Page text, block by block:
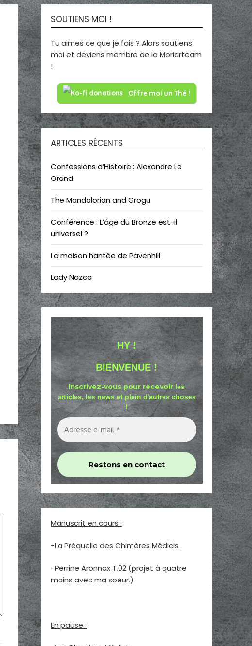
SOUTIENS MOI !
Tu aimes ce que je fais ? Alors soutiens
moi et deviens membre de la Moriarteam
!
Offre moi un Thé !
ARTICLES RÉCENTS
Confessions d’Histoire : Alexandre Le
Grand
The Mandalorian and Grogu
Conférence : L’âge du Bronze est-il
universel ?
La maison hantée de Pavenhill
Lady Nazca
HY !
BIENVENUE !
Inscrivez-vous pour recevoirles
articles, les news et plein d'autres choses
!
Manuscrit en cours :
-La Préquelle des Chimères Médicis.
-Perrine Aronnax T.02 (projet à quatre
mains avec ma soeur.)
En pause :